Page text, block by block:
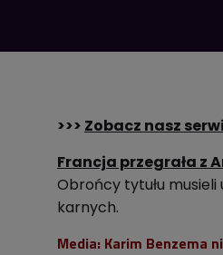
>>> Zobacz nasz
Francja przegrała z
Obrońcy tytułu musieli
karnych.
Media: Karim Benzema